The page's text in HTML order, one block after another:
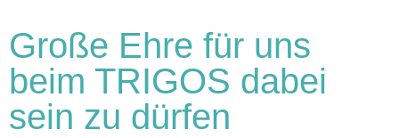
Große Ehre für uns
beim TRIGOS dabei
sein zu dürfen